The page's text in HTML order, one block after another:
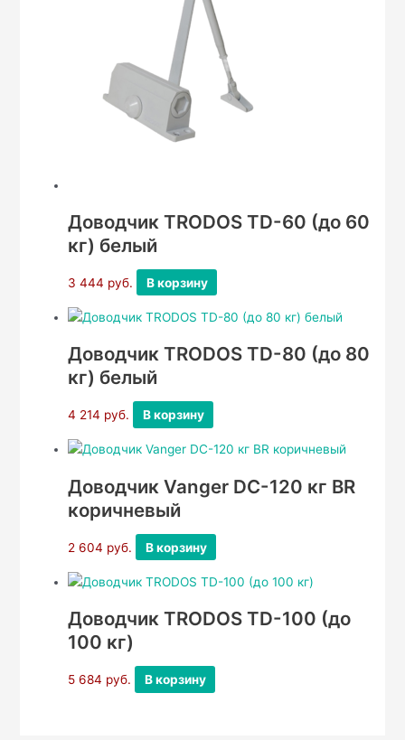
Доводчик TRODOS TD-60 (до 60
кг) белый
3 444 руб. В корзину
Доводчик TRODOS TD-80 (до 80
кг) белый
4 214 руб. В корзину
Доводчик Vanger DC-120 кг BR
коричневый
2 604 руб. В корзину
Доводчик TRODOS TD-100 (до
100 кг)
5 684 руб. В корзину